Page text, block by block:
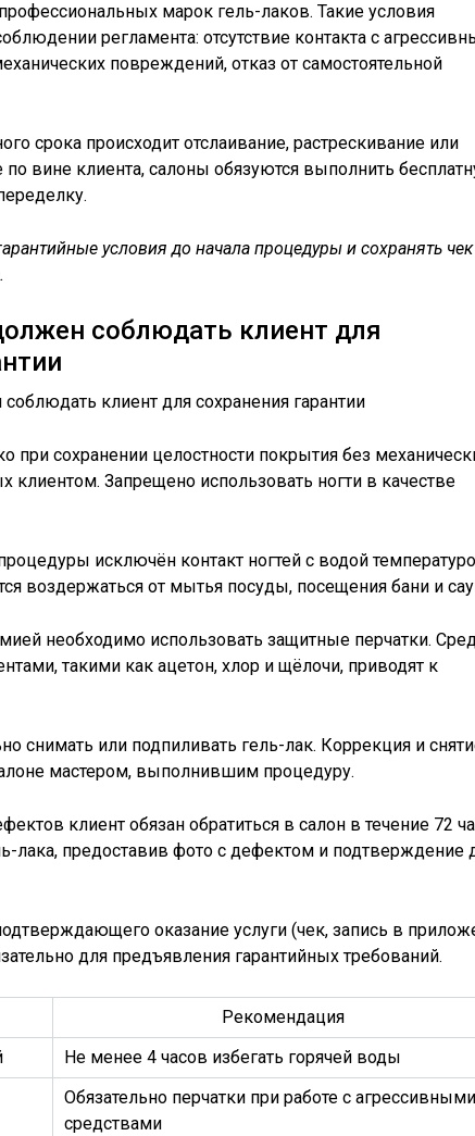
марок гель-лаков. Такие условия
регламента: отсутствие контакта с
повреждений, отказ от самостоятельной
срока происходит отслаивание, растрескивание или
вине клиента, салоны обязуются выполнить
условия до начала процедуры и сохранять
соблюдать клиент для
при сохранении целостности покрытия без
Запрещено использовать ногти в качестве
исключён контакт ногтей с водой
воздержаться от мытья посуды, посещения бани и
необходимо использовать защитные перчатки.
такими как ацетон, хлор и щёлочи, приводят к
снимать или подпиливать гель-лак. Коррекция и
мастером, выполнившим процедуру.
клиент обязан обратиться в салон в течение 72
лака, предоставив фото с дефектом и подтверждение
оказание услуги (чек, запись в
для предъявления гарантийных требований.
Рекомендация
Не менее 4 часов избегать горячей воды
Обязательно перчатки при работе с агрессивными
средствами